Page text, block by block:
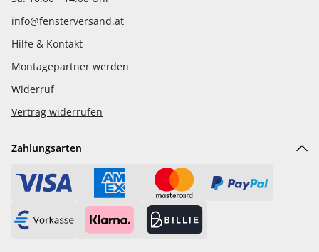
info@fensterversand.at
Hilfe & Kontakt
Montagepartner werden
Widerruf
Vertrag widerrufen
Zahlungsarten